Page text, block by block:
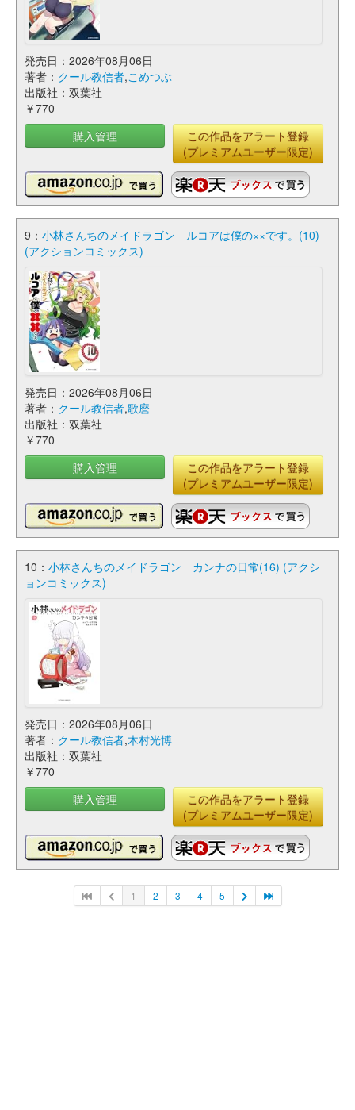
発売日：2026年08月06日
著者： クール教信者,こめつぶ
出版社：双葉社
￥770
購入管理
この作品をアラート登録
(プレミアムユーザー限定)
9： 小林さんちのメイドラゴン ルコアは僕の××です。(10)
(アクションコミックス)
発売日：2026年08月06日
著者： クール教信者,歌麿
出版社：双葉社
￥770
購入管理
この作品をアラート登録
(プレミアムユーザー限定)
10： 小林さんちのメイドラゴン カンナの日常(16) (アクシ
ョンコミックス)
発売日：2026年08月06日
著者： クール教信者,木村光博
出版社：双葉社
￥770
購入管理
この作品をアラート登録
(プレミアムユーザー限定)
1 2 3 4 5